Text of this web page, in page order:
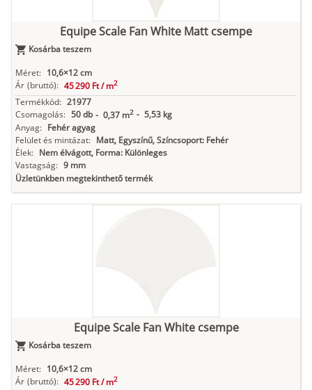
Equipe Scale Fan White Matt csempe
Kosárba teszem
Méret: 10,6×12 cm
Ár (bruttó): 45 290 Ft /m2
Termékkód: 21977
Csomagolás: 50 db - 0,37 m2 - 5,53 kg
Anyag: Fehér agyag
Felület és mintázat: Matt, Egyszínű, Színcsoport: Fehér
Élek: Nem élvágott, Forma: Különleges
Vastagság: 9 mm
Üzletünkben megtekinthető termék
Equipe Scale Fan White csempe
Kosárba teszem
Méret: 10,6×12 cm
Ár (bruttó): 45 290 Ft /m2